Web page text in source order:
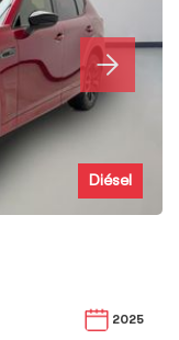
Diésel
2025